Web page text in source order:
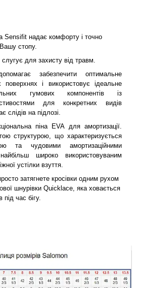
Sensifit надає комфорту і точно
стопу.
слугує для захисту від травм.
забезпечити оптимальне
поверхнях і використовує ідеальне
гумових компонентів із
для конкретних видів
слідів на підлозі.
піна EVA для амортизації.
структурою, що характеризується
та чудовими амортизаційними
широко використовуваним
устілки взуття.
затягнете кросівки одним рухом
шнурівки Quicklace, яка ховається
час бігу.